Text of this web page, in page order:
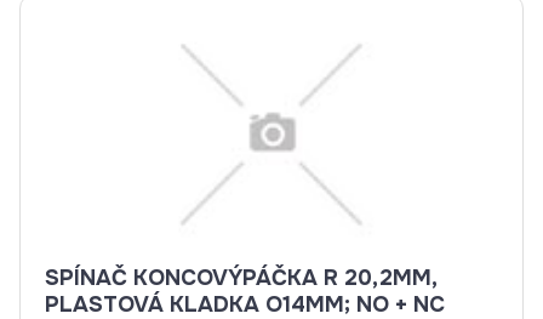
SPÍNAČ KONCOVÝPÁČKA R 20,2MM,
PLASTOVÁ KLADKA O14MM; NO + NC